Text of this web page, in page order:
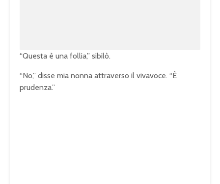
“Questa è una follia,” sibilò.
“No,” disse mia nonna attraverso il vivavoce. “È
prudenza.”